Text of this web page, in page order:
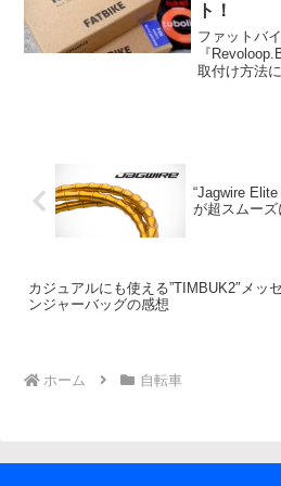
ト！
ファットバ
『
取付け方法
“Jagwire
が超スムーズ
カジュアルにも使える”TIMBUK2″メッセ
ンジャーバッグの感想
ホーム 自転車